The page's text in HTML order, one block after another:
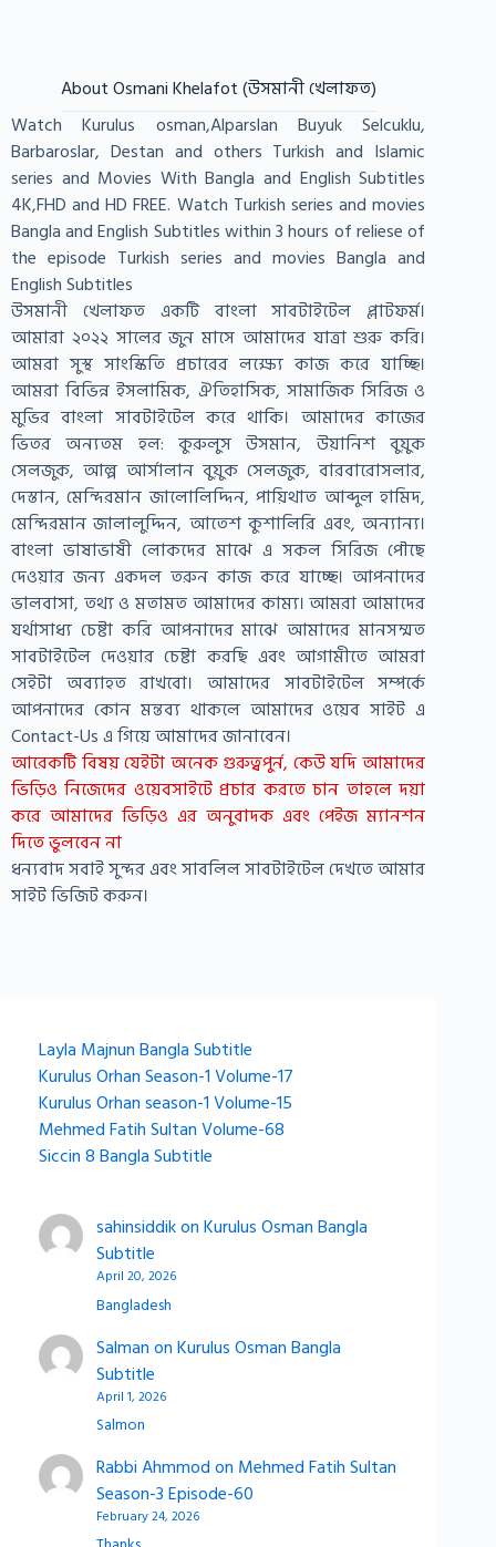
About Osmani Khelafot (উসমানী খেলাফত)
Watch Kurulus osman,Alparslan Buyuk Selcuklu,
Barbaroslar, Destan and others Turkish and Islamic
series and Movies With Bangla and English Subtitles
4K,FHD and HD FREE. Watch Turkish series and movies
Bangla and English Subtitles within 3 hours of reliese of
the episode Turkish series and movies Bangla and
English Subtitles
উসমানী খেলাফত একটি বাংলা সাবটাইটেল প্লাটফর্ম।
আমারা ২০২২ সালের জুন মাসে আমাদের যাত্রা শুরু করি।
আমরা সুস্থ সাংস্কিতি প্রচারের লক্ষ্যে কাজ করে যাচ্ছি।
আমরা বিভিন্ন ইসলামিক, ঐতিহাসিক, সামাজিক সিরিজ ও
মুভির বাংলা সাবটাইটেল করে থাকি। আমাদের কাজের
ভিতর অন্যতম হল: কুরুলুস উসমান, উয়ানিশ বুয়ুক
সেলজুক, আল্প আর্সালান বুয়ুক সেলজুক, বারবারোসলার,
দেস্তান, মেন্দিরমান জালোলিদ্দিন, পায়িথাত আব্দুল হামিদ,
মেন্দিরমান জালালুদ্দিন, আতেশ কুশালিরি এবং, অন্যান্য।
বাংলা ভাষাভাষী লোকদের মাঝে এ সকল সিরিজ পৌছে
দেওয়ার জন্য একদল তরুন কাজ করে যাচ্ছে। আপনাদের
ভালবাসা, তথ্য ও মতামত আমাদের কাম্য। আমরা আমাদের
যর্থাসাধ্য চেষ্টা করি আপনাদের মাঝে আমাদের মানসম্মত
সাবটাইটেল দেওয়ার চেষ্টা করছি এবং আগামীতে আমরা
সেইটা অব্যাহত রাখবো। আমাদের সাবটাইটেল সম্পর্কে
আপনাদের কোন মন্তব্য থাকলে আমাদের ওয়েব সাইট এ
Contact-Us এ গিয়ে আমাদের জানাবেন।
আরেকটি বিষয় যেইটা অনেক গুরুত্বপুর্ন, কেউ যদি আমাদের
ভিড়িও নিজেদের ওয়েবসাইটে প্রচার করতে চান তাহলে দয়া
করে আমাদের ভিড়িও এর অনুবাদক এবং পেইজ ম্যানশন
দিতে ভুলবেন না
ধন্যবাদ সবাই সুন্দর এবং সাবলিল সাবটাইটেল দেখতে আমার
সাইট ভিজিট করুন।
Layla Majnun Bangla Subtitle
Kurulus Orhan Season-1 Volume-17
Kurulus Orhan season-1 Volume-15
Mehmed Fatih Sultan Volume-68
Siccin 8 Bangla Subtitle
sahinsiddikonKurulus Osman Bangla
Subtitle
April 20, 2026
Bangladesh
SalmanonKurulus Osman Bangla
Subtitle
April 1, 2026
Salmon
Rabbi Ahmmodon Mehmed Fatih Sultan
Season-3 Episode-60
February 24, 2026